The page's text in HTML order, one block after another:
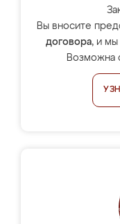
Вы вносите
договора, и мы
Возможна